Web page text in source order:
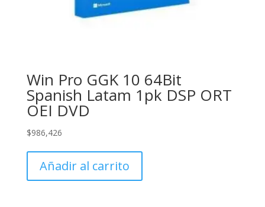
Win Pro GGK 10 64Bit
Spanish Latam 1pk DSP ORT
OEI DVD
$986,426
Añadir al carrito